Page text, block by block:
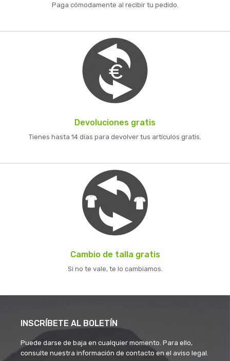
Paga cómodamente al recibir tu pedido.
Devoluciones gratis
Tienes hasta 14 días para devolver tus artículos gratis.
Cambio de talla gratis
Si no te vale, te lo cambiamos.
INSCRÍBETE AL BOLETÍN
Puede darse de baja en cualquier momento. Para ello,
consulte nuestra información de contacto en el aviso legal.